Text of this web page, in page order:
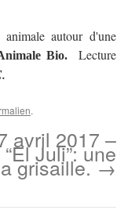
autour d'une
Bio.Lecture
.
avril 2017 –
Juli”: une
grisaille.→